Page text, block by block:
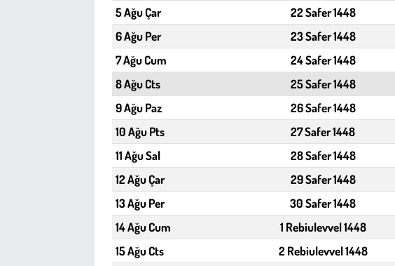
5 Ağu Çar
22 Safer 1448
6 Ağu Per
23 Safer 1448
7 Ağu Cum
24 Safer 1448
8 Ağu Cts
25 Safer 1448
9 Ağu Paz
26 Safer 1448
10 Ağu Pts
27 Safer 1448
11 Ağu Sal
28 Safer 1448
12 Ağu Çar
29 Safer 1448
13 Ağu Per
30 Safer 1448
14 Ağu Cum
1 Rebiulevvel 1448
15 Ağu Cts
2 Rebiulevvel 1448